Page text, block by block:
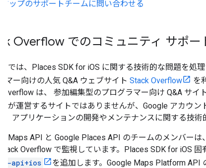
マップのサポートチームに問い合わせる
Overflow でのコミュニティ サポー
では、Places SDK for iOS に関する技術的な問題を処
マー向けの人気 Q&A ウェブサイト Stack Overflow
を
Overflow は、 参加編集型のプログラマー向け Q&A サイ
が運営するサイトではありませんが、Google アカウン
。アプリケーションの開発やメンテナンスに関する技
Maps API と Google Places API のチームのメンバー
Stack Overflow で監視しています。Places SDK for iOS
api+ios
を追加します。Google Maps Platform